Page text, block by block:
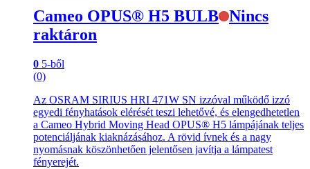
Cameo OPUS® H5 BULB Nincs
raktáron
0 5-ből
(0)
Az OSRAM SIRIUS HRI 471W SN izzóval működő izzó
egyedi fényhatások elérését teszi lehetővé, és elengedhetetlen
a Cameo Hybrid Moving Head OPUS® H5 lámpájának teljes
potenciáljának kiaknázásához. A rövid ívnek és a nagy
nyomásnak köszönhetően jelentősen javítja a lámpatest
fényerejét.